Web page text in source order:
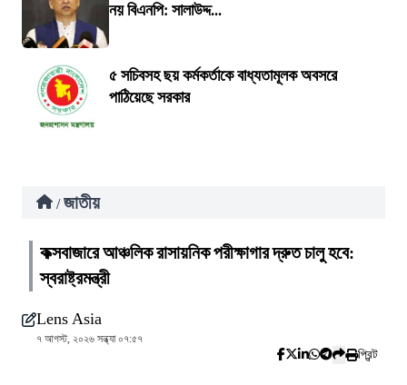
নয় বিএনপি: সালাউদ্দ...
৫ সচিবসহ ছয় কর্মকর্তাকে বাধ্যতামূলক অবসরে
পাঠিয়েছে সরকার
/ জাতীয়
কক্সবাজারে আঞ্চলিক রাসায়নিক পরীক্ষাগার দ্রুত চালু হবে:
স্বরাষ্ট্রমন্ত্রী
Lens Asia
৭ আগস্ট, ২০২৬ সন্ধ্যা ০৭:৫৭
প্রিন্ট